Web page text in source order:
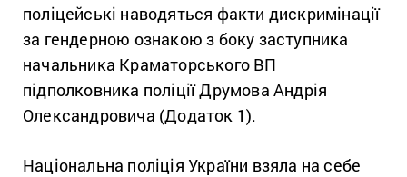
поліцейські наводяться факти дискримінації
за гендерною ознакою з боку заступника
начальника Краматорського ВП
підполковника поліції Друмова Андрія
Олександровича (Додаток 1).
Національна поліція України взяла на себе